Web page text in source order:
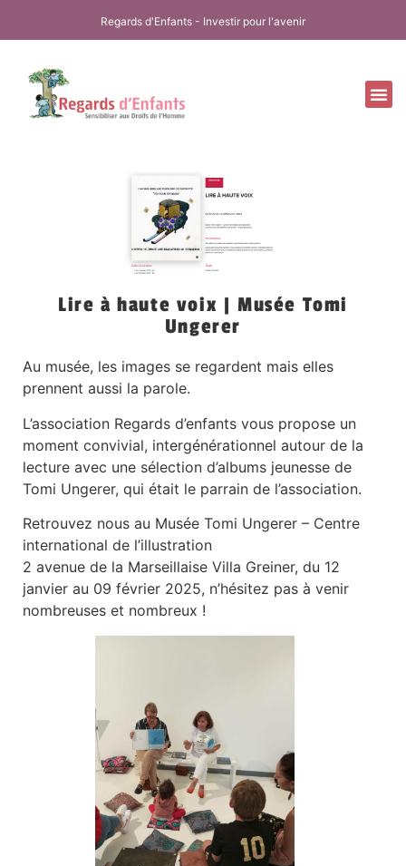
Regards d'Enfants - Investir pour l'avenir
Lire à haute voix | Musée Tomi
Ungerer
Au musée, les images se regardent mais elles
prennent aussi la parole.
L’association Regards d’enfants vous propose un
moment convivial, intergénérationnel autour de la
lecture avec une sélection d’albums jeunesse de
Tomi Ungerer, qui était le parrain de l’association.
Retrouvez nous au Musée Tomi Ungerer – Centre
international de l’illustration
2 avenue de la Marseillaise Villa Greiner, du 12
janvier au 09 février 2025, n’hésitez pas à venir
nombreuses et nombreux !